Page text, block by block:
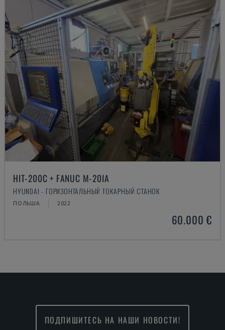
HIT-200C + FANUC M-20IA
HYUNDAI - ГОРИЗОНТАЛЬНЫЙ ТОКАРНЫЙ СТАНОК
ПОЛЬША 2022
60.000 €
ПОДПИШИТЕСЬ НА НАШИ НОВОСТИ!